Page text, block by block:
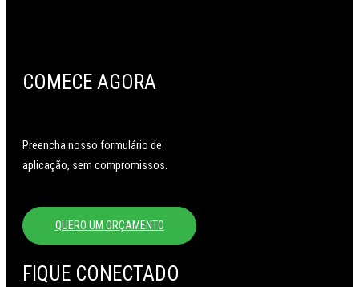
COMECE AGORA
Preencha nosso formulário de
aplicação, sem compromissos.
QUERO UM ORÇAMENTO
FIQUE CONECTADO